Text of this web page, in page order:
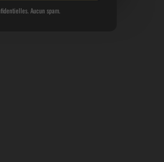
Aucun spam.